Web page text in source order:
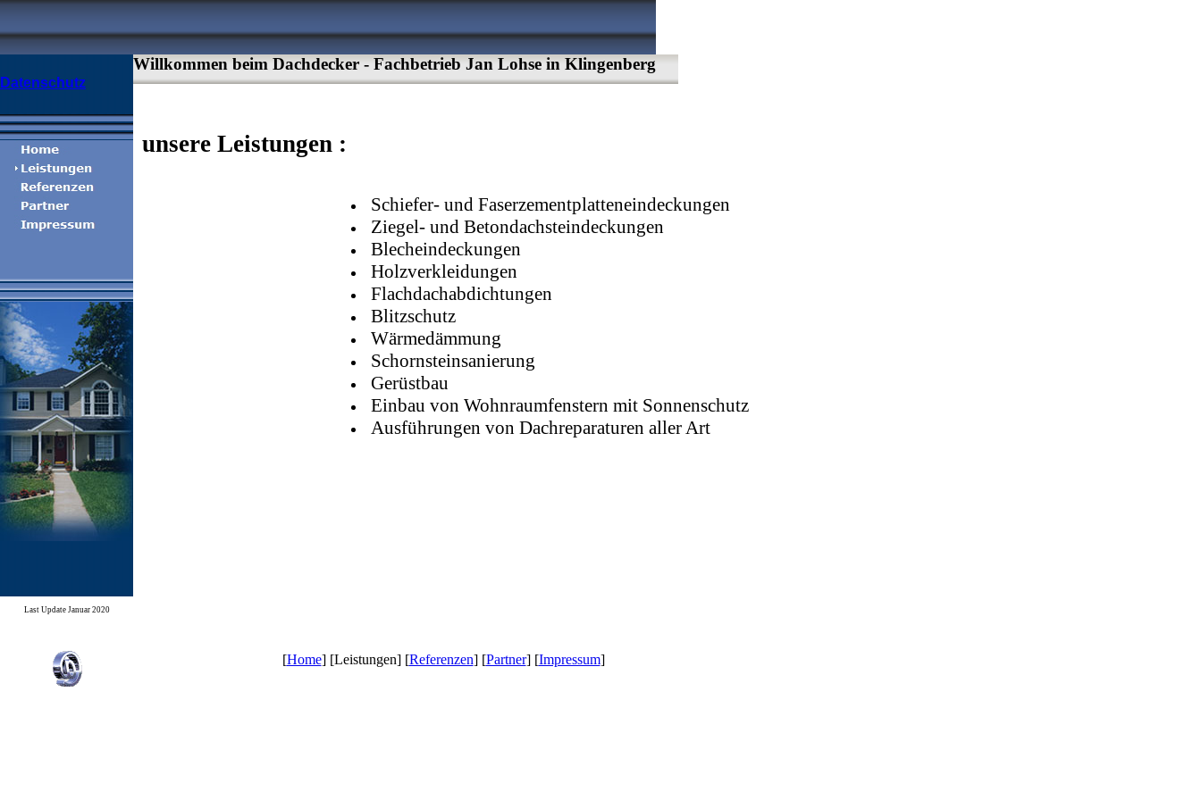
Datenschutz
Last Update Januar 2020
Willkommen beim Dachdecker - Fachbetrieb Jan Lohse in Klingenberg
unsere Leistungen :
Schiefer- und Faserzementplatteneindeckungen
Ziegel- und Betondachsteindeckungen
Blecheindeckungen
Holzverkleidungen
Flachdachabdichtungen
Blitzschutz
Wärmedämmung
Schornsteinsanierung
Gerüstbau
Einbau von Wohnraumfenstern mit Sonnenschutz
Ausführungen von Dachreparaturen aller Art
[Home] [Leistungen] [Referenzen] [Partner] [Impressum]